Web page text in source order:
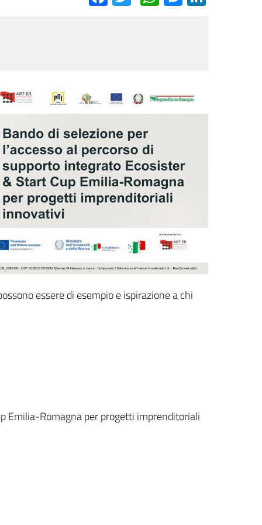
essere di esempio e ispirazione a chi
Emilia-Romagna per progetti imprenditoriali